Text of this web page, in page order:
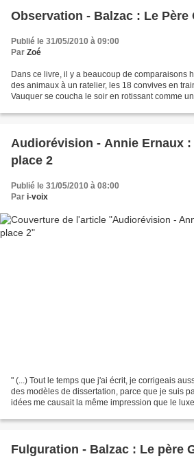
Observation - Balzac : Le Père
Publié le 31/05/2010 à 09:00
Par Zoé
Dans ce livre, il y a beaucoup de comparaisons
des animaux à un ratelier, les 18 convives en
Vauquer se coucha le soir en rotissant comme
Audiorévision - Annie Ernaux
place 2
Publié le 31/05/2010 à 08:00
Par i-voix
" (...) Tout le temps que j'ai écrit, je corrigeais
des modèles de dissertation, parce que je suis
idées me causait la même impression que le
Fulguration - Balzac : Le père